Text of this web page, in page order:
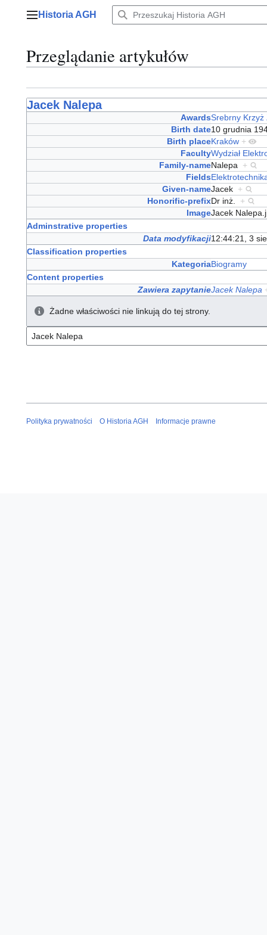
Menu główne
Historia AGH
Przeglądanie artykułów
Jacek Nalepa
AwardsSrebrny Krzyż
Birth date10 grudnia
Birth placeKraków +
FacultyWydział
Family-nameNalepa +
Fields
Given-nameJacek +
Honorific-prefixDr inż. +
ImageJacek
Adminstrative properties
Data modyfikacji12:44:21, 3
Classification properties
KategoriaBiogramy
Content properties
Zawiera zapytanieJacek Nalepa
Żadne właściwości nie linkują do tej strony.
Polityka prywatności O Historia AGH Informacje prawne